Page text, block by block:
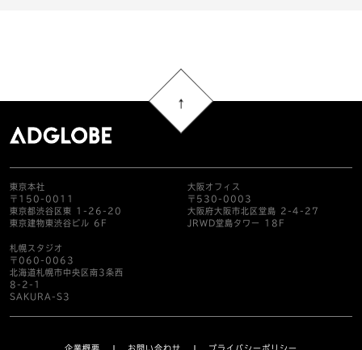
東京本社
〒150-0011
東京都渋谷区東 1-26-20
東京建物東渋谷ビル 6F
大阪オフィス
〒530-0003
大阪府大阪市北区堂島 2-4-27
JRWD堂島タワー 18F
札幌スタジオ
〒060-0063
北海道札幌市中央区南3条西
8-2-1
SAKURA-S3
企業概要 お問い合わせ プライバシーポリシー